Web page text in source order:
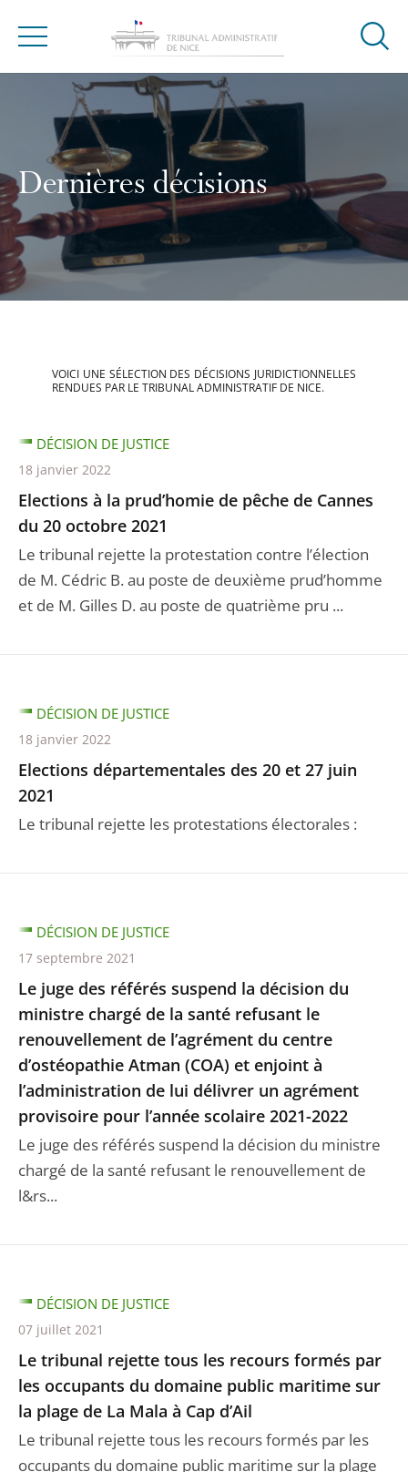
Menu
Ouvrir
Dernières décisions
VOICI UNE SÉLECTION DES DÉCISIONS JURIDICTIONNELLES
RENDUES PAR LE TRIBUNAL ADMINISTRATIF DE NICE.
Elections à la prud’homie de pêche de Cannes
du 20 octobre 2021
Le tribunal rejette la protestation contre l’élection
de M. Cédric B. au poste de deuxième prud’homme
et de M. Gilles D. au poste de quatrième pru ...
DÉCISION DE JUSTICE
18 janvier 2022
Elections départementales des 20 et 27 juin
2021
Le tribunal rejette les protestations électorales :
DÉCISION DE JUSTICE
18 janvier 2022
Le juge des référés suspend la décision du
ministre chargé de la santé refusant le
renouvellement de l’agrément du centre
d’ostéopathie Atman (COA) et enjoint à
l’administration de lui délivrer un agrément
provisoire pour l’année scolaire 2021-2022
Le juge des référés suspend la décision du ministre
chargé de la santé refusant le renouvellement de
l&rs...
DÉCISION DE JUSTICE
17 septembre 2021
Le tribunal rejette tous les recours formés par
les occupants du domaine public maritime sur
la plage de La Mala à Cap d’Ail
Le tribunal rejette tous les recours formés par les
occupants du domaine public maritime sur la plage
DÉCISION DE JUSTICE
07 juillet 2021